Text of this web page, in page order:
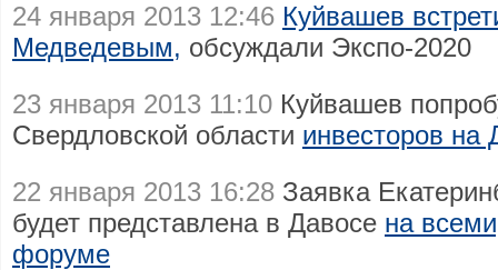
24 января 2013 12:46 Куйвашев
Медведевым, обсуждали Экспо-2020
23 января 2013 11:10 Куйвашев
Свердловской области инвесторов
22 января 2013 16:28 Заявка
будет представлена в Давосе на
форуме